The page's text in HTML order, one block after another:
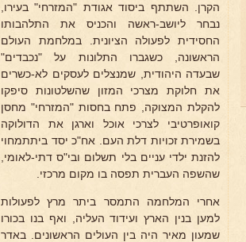
הקרן. השתתף ביסוד אגודת "המזרחי" בעירו,
נבחר ליושב-ראשה והכניס את התלהבותו
החסידית לפעולה הציונית. במלחמת העולם
הראשונה, כשגברו התלונות על "נכבדים"
שבעדה היהודית, שמנצלים לעסקים לא-כשרים
את חלוקת מצרכי המזון שהשלטונות סיפקו
להקלת המצוקה, פתח בחסות "המזרחי" מחסן
קואופרטיבי לצרכי אוכל וארגן את הדולוקה
בשמירת זכויות דלת העם. אח"כ יסד ביתתמחוי
להזנת ילדי עניים בלי תשלום ובי"ס דתי-לאומי,
שהשפה העברית תפסה בו מקום מרכזי.
אחרי המלחמה התמסר ביתר מרץ לפעולות
למען בנין הארץ ועידוד העליה, ואף בנו בכורו
שמעון מאיר היה בין העולים הראשונים. באדר